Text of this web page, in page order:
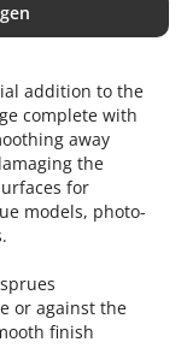
addition to the
complete with
away
the
for
models, photo-
or against the
finish